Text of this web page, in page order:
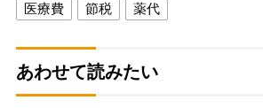
医療費 節税 薬代
あわせて読みたい